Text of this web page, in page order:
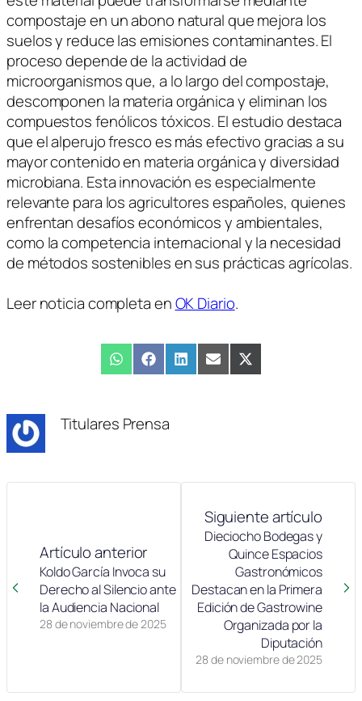
compostaje en un abono natural que mejora los
suelos y reduce las emisiones contaminantes. El
proceso depende de la actividad de
microorganismos que, a lo largo del compostaje,
descomponen la materia orgánica y eliminan los
compuestos fenólicos tóxicos. El estudio destaca
que el alperujo fresco es más efectivo gracias a su
mayor contenido en materia orgánica y diversidad
microbiana. Esta innovación es especialmente
relevante para los agricultores españoles, quienes
enfrentan desafíos económicos y ambientales,
como la competencia internacional y la necesidad
de métodos sostenibles en sus prácticas agrícolas.
Leer noticia completa enOK Diario.
Compartir
en
WhatsAppCompartir
en
FacebookCompartir
en
LinkedInCompartir
en
EmailCompartir
en
X
(Twitter)
Titulares Prensa
Artículo anterior
28 de noviembre de 2025
Koldo García Invoca su
Derecho al Silencio ante
la Audiencia Nacional
Siguiente artículo
28 de noviembre de 2025
Dieciocho Bodegas y
Quince Espacios
Gastronómicos
Destacan en la Primera
Edición de Gastrowine
Organizada por la
Diputación